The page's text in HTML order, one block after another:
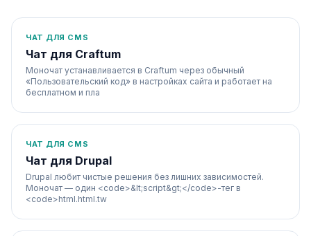
ЧАТ ДЛЯ CMS
Чат для Craftum
Моночат устанавливается в Craftum через обычный
«Пользовательский код» в настройках сайта и работает на
бесплатном и пла
ЧАТ ДЛЯ CMS
Чат для Drupal
Drupal любит чистые решения без лишних зависимостей.
Моночат — один <code>&lt;script&gt;</code>-тег в
<code>html.html.tw